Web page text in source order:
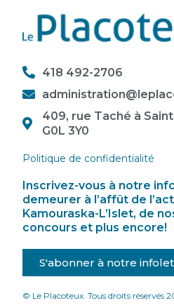
418 492-2706
409, rue Taché à
G0L 3Y0
Politique de confidentialité
Inscrivez-vous à notre
demeurer à l’affût de
Kamouraska-L’Islet, de
concours et plus encore!
S'abonner à notre
© Le Placoteux. Tous droits réservés